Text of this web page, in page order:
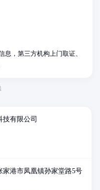
息，第三方机构上门取证、
有限公司
家港市凤凰镇孙家堂路5号